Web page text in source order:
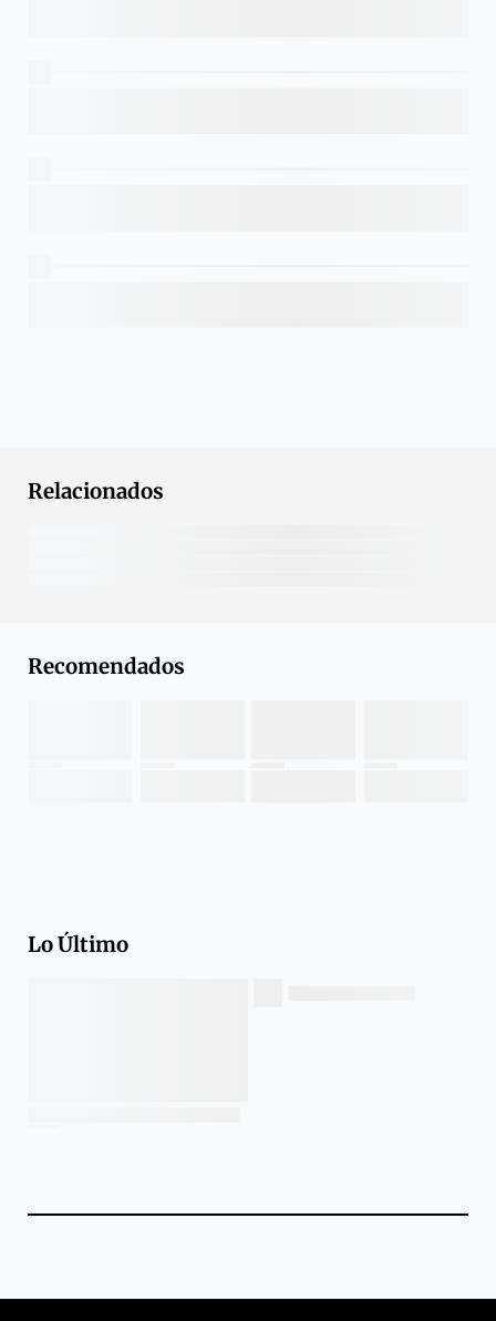
Relacionados
Recomendados
Lo Último